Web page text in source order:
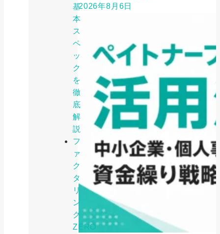
基
本
ス
ペ
ッ
ク
を
徹
底
解
説
フ
ァ
ク
タ
リ
ン
グ
ZERO
2026年8月6日